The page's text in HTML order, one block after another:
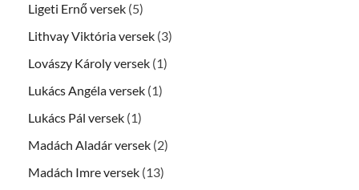
Ligeti Ernő versek (5)
Lithvay Viktória versek (3)
Lovászy Károly versek (1)
Lukács Angéla versek (1)
Lukács Pál versek (1)
Madách Aladár versek (2)
Madách Imre versek (13)